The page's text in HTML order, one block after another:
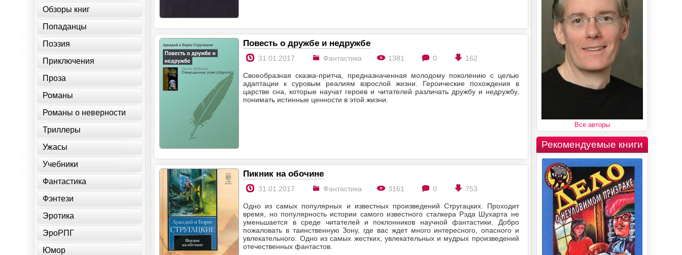
Повесть о дружбе и недружбе
31.01.2017 Фантастика 1381 0 162
Своеобразная сказка-притча, предназначенная молодому поколению с целью
адаптации к суровым реалиям взрослой жизни. Героические похождения в
царстве сна, которые научат героев и читателей различать дружбу и недружбу,
понимать истинные ценности в этой жизни.
Пикник на обочине
31.01.2017 Фантастика 3161 0 753
Одно из самых популярных и известных произведений Стругацких. Проходит
время, но популярность истории самого известного сталкера Рэда Шухарта не
уменьшается в среде читателей и поклонников научной фантастики. Добро
пожаловать в таинственную Зону, где вас ждет много интересного, опасного и
увлекательного. Одно из самых жестких, увлекательных и мудрых произведений
отечественных фантастов.
Обзоры книг
Попаданцы
Поэзия
Приключения
Проза
Романы
Романы о неверности
Триллеры
Ужасы
Учебники
Фантастика
Фэнтези
Эротика
ЭроРПГ
Юмор
Все авторы
Рекомендуемые книги